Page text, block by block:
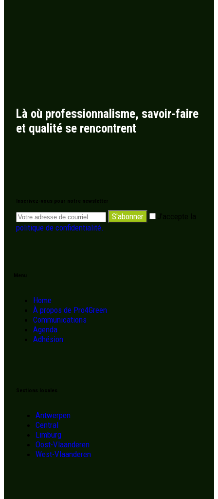
Là où professionnalisme, savoir-faire
et qualité se rencontrent
Inscrivez-vous pour notre newsletter
S'abonner
J'accepte la
politique de confidentialité.
Menu
Home
À propos de Pro4Green
Communications
Agenda
Adhésion
Sections locales
Antwerpen
Central
Limburg
Oost-Vlaanderen
West-Vlaanderen